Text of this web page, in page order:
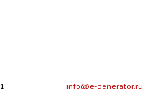
info@e-generator.ru